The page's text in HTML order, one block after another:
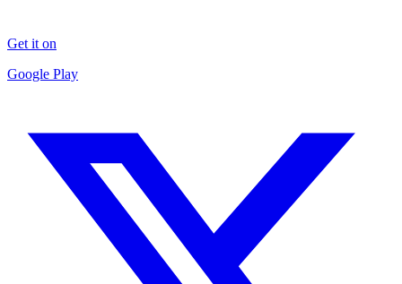
Get it on
Google Play